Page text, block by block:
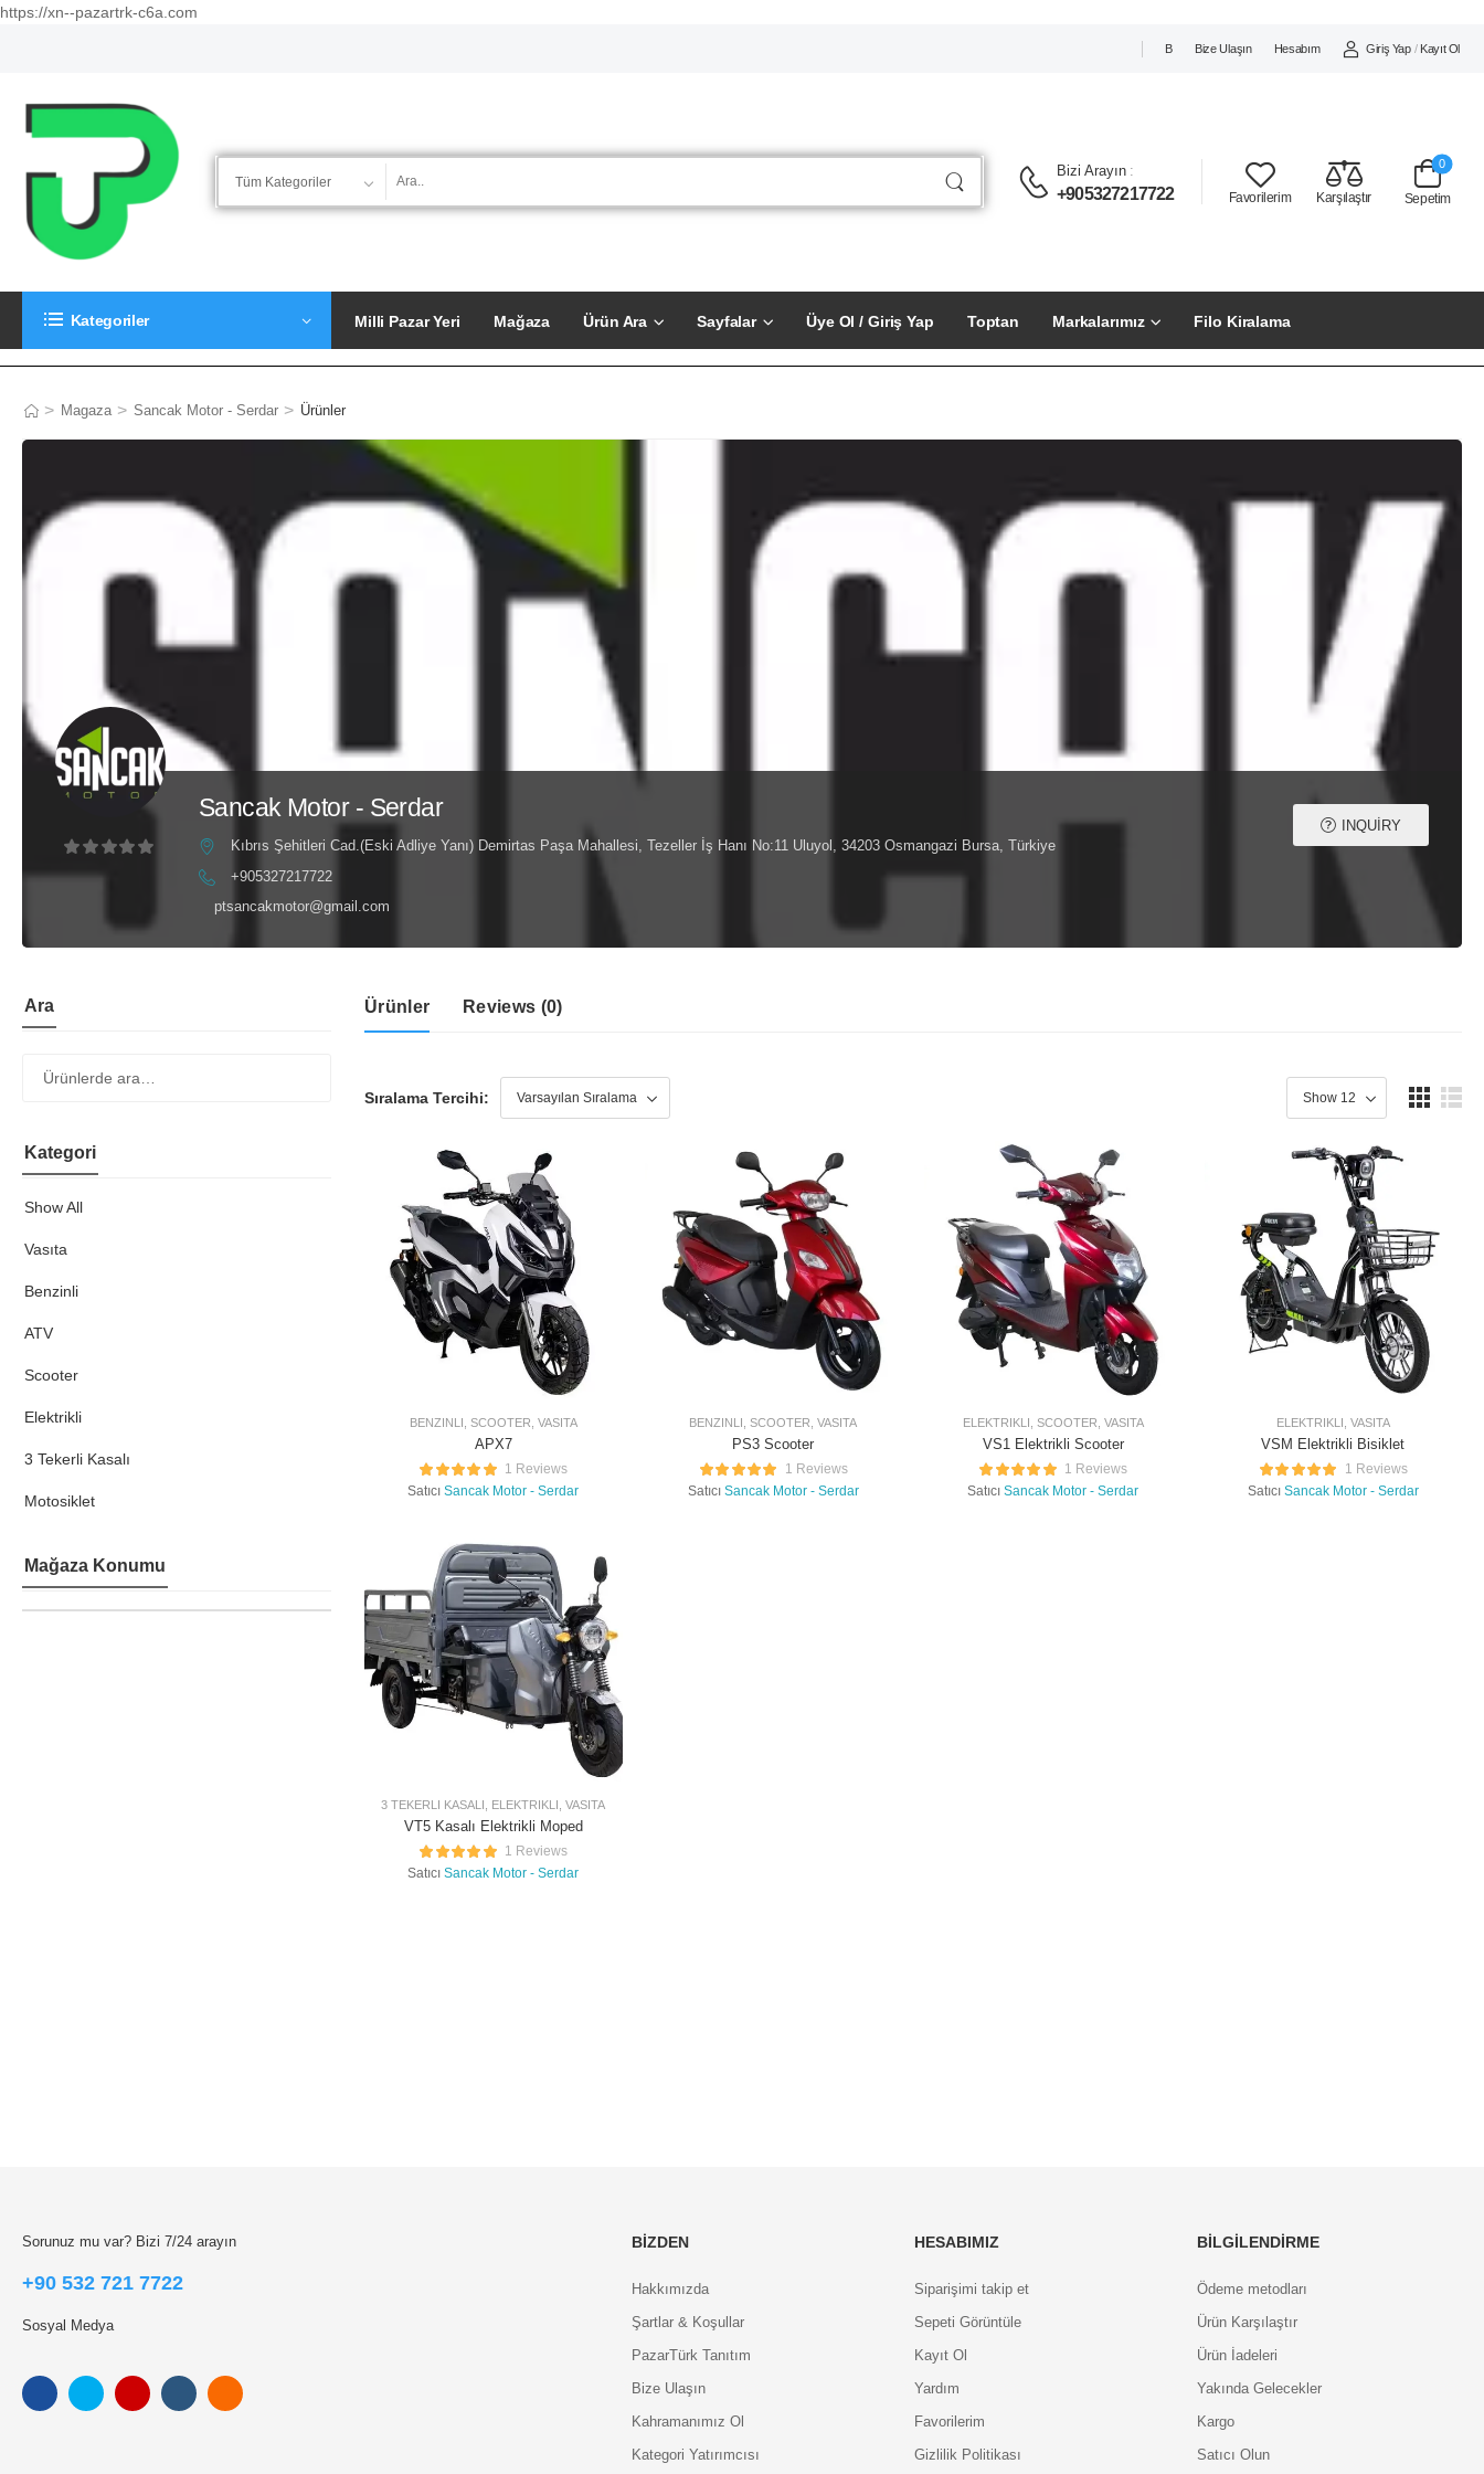
https://xn--pazartrk-c6a.com
B Bize Ulaşın Hesabım Giriş Yap / Kayıt Ol
Bizi Arayın :
+905327217722 Favorilerim Karşılaştır Sepetim
0
Kategoriler Milli Pazar Yeri Mağaza Ürün Ara Sayfalar Üye Ol / Giriş Yap Toptan Markalarımız Filo Kiralama
> Magaza > Sancak Motor - Serdar > Ürünler
Sancak Motor - Serdar
Kıbrıs Şehitleri Cad.(Eski Adliye Yanı) Demirtas Paşa Mahallesi, Tezeller İş Hanı No:11 Uluyol, 34203 Osmangazi Bursa, Türkiye
+905327217722
ptsancakmotor@gmail.com
INQUIRY
Ara
Kategori
Show All
Vasıta
Benzinli
ATV
Scooter
Elektrikli
3 Tekerli Kasalı
Motosiklet
Mağaza Konumu
Ürünler Reviews (0)
Sıralama Tercihi:
BENZINLI SCOOTER VASITA
APX7
1 Reviews
Satıcı Sancak Motor - Serdar
BENZINLI ,SCOOTER ,VASITA
PS3 Scooter
1 Reviews
Satıcı Sancak Motor - Serdar
ELEKTRIKLI SCOOTER VASITA
VS1 Elektrikli Scooter
1 Reviews
Satıcı Sancak Motor - Serdar
ELEKTRIKLI VASITA
VSM Elektrikli Bisiklet
1 Reviews
Satıcı Sancak Motor - Serdar
3 TEKERLI KASALI ELEKTRIKLI ,VASITA
VT5 Kasalı Elektrikli Moped
1 Reviews
Satıcı Sancak Motor - Serdar
Sorunuz mu var? Bizi 7/24 arayın
+90 532 721 7722
Sosyal Medya
BIZDEN
Hakkımızda
Şartlar & Koşullar
PazarTürk Tanıtım
Bize Ulaşın
Kahramanımız Ol
Kategori Yatırımcısı
HESABIMIZ
Siparişimi takip et
Sepeti Görüntüle
Kayıt Ol
Yardım
Favorilerim
Gizlilik Politikası
BILGILENDIRME
Ödeme metodları
Ürün Karşılaştır
Ürün İadeleri
Yakında Gelecekler
Kargo
Satıcı Olun